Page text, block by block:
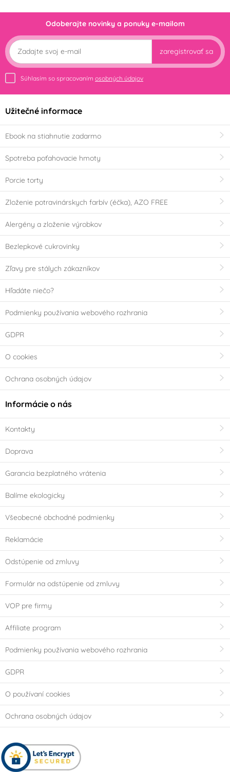
Odoberajte novinky a ponuky e-mailom
zaregistrovať sa
Súhlasím so spracovaním osobných údajov
Užitečné informace
Ebook na stiahnutie zadarmo
Spotreba poťahovacie hmoty
Porcie torty
Zloženie potravinárskych farbív (éčka), AZO FREE
Alergény a zloženie výrobkov
Bezlepkové cukrovinky
Zľavy pre stálych zákazníkov
Hľadáte niečo?
Podmienky používania webového rozhrania
GDPR
O cookies
Ochrana osobných údajov
Informácie o nás
Kontakty
Doprava
Garancia bezplatného vrátenia
Balíme ekologicky
Všeobecné obchodné podmienky
Reklamácie
Odstúpenie od zmluvy
Formulár na odstúpenie od zmluvy
VOP pre firmy
Affiliate program
Podmienky používania webového rozhrania
GDPR
O používaní cookies
Ochrana osobných údajov